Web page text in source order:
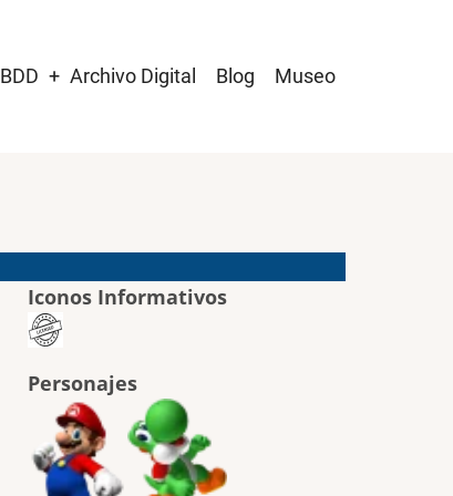
BDD Archivo Digital Blog Museo
Iconos Informativos
Personajes